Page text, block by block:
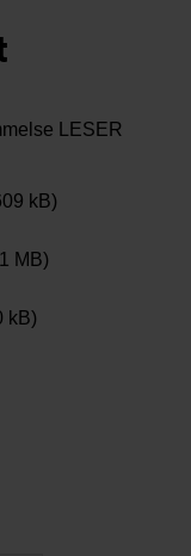
LESER
kB)
MB)
kB)